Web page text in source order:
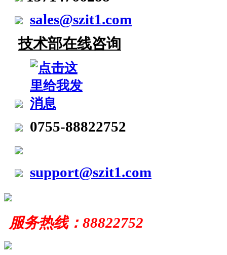
sales@szit1.com
技术部在线咨询
0755-88822752
support@szit1.com
服务热线： 88822752